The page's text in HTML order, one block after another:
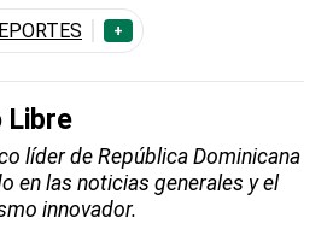
+
Libre
líder de República Dominicana
en las noticias generales y el
innovador.